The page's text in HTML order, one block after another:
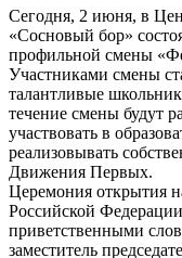
Сегодня, 2 июня, в
«Сосновый бор»
профильной смены
Участниками смены
талантливые
течение смены будут
участвовать в
реализовывать
Движения Первых.
Церемония открытия
Российской
приветственными
заместитель